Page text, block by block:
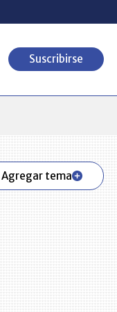
Suscribirse
Agregar tema